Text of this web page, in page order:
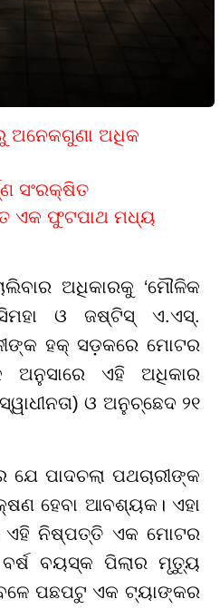
ଅନେକଗୁଣା ଅଧିକ
ସଂରକ୍ଷିତ
ଏକ ଫୁଟପାଥ ମଧ୍ୟ
ଅଧିକାରକୁ ‘ମୌଳିକ
ଓ ଜଷ୍ଟିସ୍ ଏ.ଏସ୍.
ହକ୍ ସଡ଼କରେ ମୋଟର
ଅନୁସାରେ ଏହି ଅଧିକାର
ଓ ଅନୁଚ୍ଛେଦ ୨୧
ପାଦଚଲା ପଥଚାରୀଙ୍କ
ହେବା ଆବଶ୍ୟକ। ଏହା
ଏହି ନିଷ୍ପତ୍ତି ଏକ ମୋଟର
ବୟସ୍କ ପିଲାର ମୃତ୍ୟୁ
ପଛପଟୁ ଏକ ଟ୍ୟାଙ୍କର